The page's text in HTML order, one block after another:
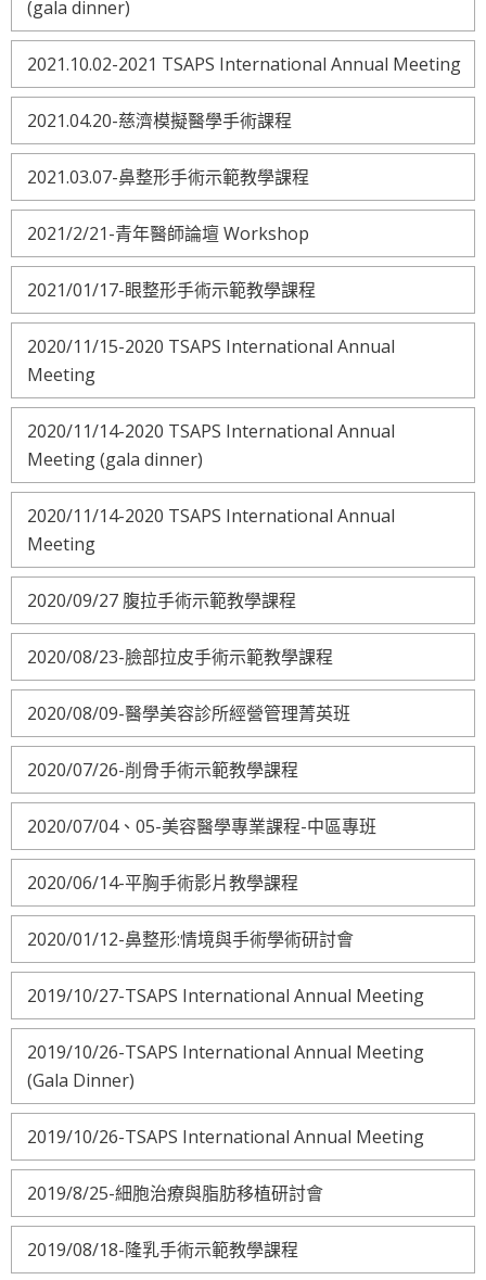
(gala dinner)
2021.10.02-2021 TSAPS International Annual Meeting
2021.04.20-慈濟模擬醫學手術課程
2021.03.07-鼻整形手術示範教學課程
2021/2/21-青年醫師論壇 Workshop
2021/01/17-眼整形手術示範教學課程
2020/11/15-2020 TSAPS International Annual
Meeting
2020/11/14-2020 TSAPS International Annual
Meeting (gala dinner)
2020/11/14-2020 TSAPS International Annual
Meeting
2020/09/27 腹拉手術示範教學課程
2020/08/23-臉部拉皮手術示範教學課程
2020/08/09-醫學美容診所經營管理菁英班
2020/07/26-削骨手術示範教學課程
2020/07/04、05-美容醫學專業課程-中區專班
2020/06/14-平胸手術影片教學課程
2020/01/12-鼻整形:情境與手術學術研討會
2019/10/27-TSAPS International Annual Meeting
2019/10/26-TSAPS International Annual Meeting
(Gala Dinner)
2019/10/26-TSAPS International Annual Meeting
2019/8/25-細胞治療與脂肪移植研討會
2019/08/18-隆乳手術示範教學課程